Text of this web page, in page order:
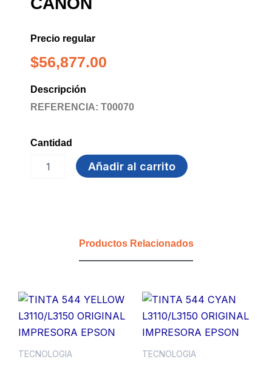
Precio regular
$56,877.00
Descripción
REFERENCIA: T00070
Cantidad
Añadir al carrito
Productos Relacionados
TECNOLOGIA TECNOLOGIA